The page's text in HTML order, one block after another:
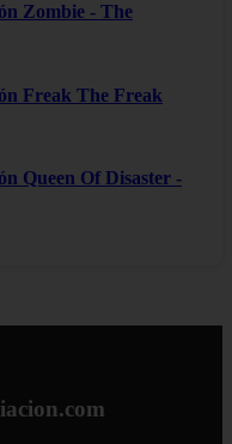
Zombie - The
Freak The Freak
Queen Of Disaster -